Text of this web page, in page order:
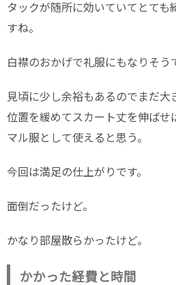
タックが随所に効いていてとても
すね。
白襟のおかげで礼服にもなりそう
見頃に少し余裕もあるのでまだ大
位置を緩めてスカート丈を伸ばせ
マル服として使えると思う。
今回は満足の仕上がりです。
面倒だったけど。
かなり部屋散らかったけど。
かかった経費と時間